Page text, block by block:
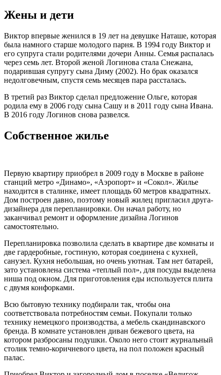
Жены и дети
Виктор впервые женился в 19 лет на девушке Наташе, которая
была намного старше молодого парня. В 1994 году Виктор и
его супруга стали родителями дочери Анны. Семья распалась
через семь лет. Второй женой Логинова стала Снежана,
подарившая супругу сына Диму (2002). Но брак оказался
недолговечным, спустя семь месяцев пара рассталась.
В третий раз Виктор сделал предложение Ольге, которая
родила ему в 2006 году сына Сашу и в 2011 году сына Ивана.
В 2016 году Логинов снова развелся.
Собственное жилье
Первую квартиру приобрел в 2009 году в Москве в районе
станций метро «Динамо», «Аэропорт» и «Сокол». Жилье
находится в сталинке, имеет площадь 60 метров квадратных.
Дом построен давно, поэтому новый жилец пригласил друга-
дизайнера для перепланировки. Он начал работу, но
заканчивал ремонт и оформление дизайна Логинов
самостоятельно.
Перепланировка позволила сделать в квартире две комнаты и
две гардеробные, гостиную, которая соединена с кухней,
санузел. Кухня небольшая, но очень уютная. Там нет батарей,
зато установлена система «теплый пол», для посуды выделена
ниша под окном. Для приготовления еды используется плита
с двумя конфорками.
Всю бытовую технику подбирали так, чтобы она
соответствовала потребностям семьи. Покупали только
технику немецкого производства, а мебель скандинавского
бренда. В комнате установлен диван бежевого цвета, на
котором разбросаны подушки. Около него стоит журнальный
столик темно-коричневого цвета, на пол положен красный
палас.